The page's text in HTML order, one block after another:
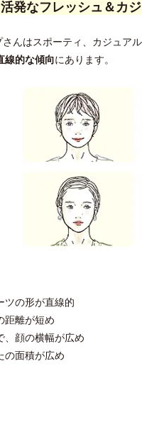
発なフレッシュ＆カ
んはスポーティ、カジュア
線的な傾向にあります。
ツの形が直線的
距離が短め
、顔の横幅が広め
の面積が広め